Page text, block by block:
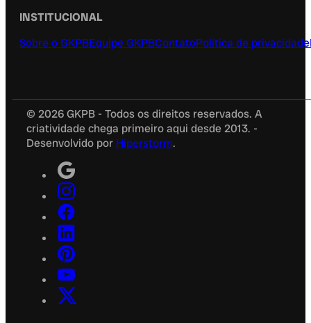
INSTITUCIONAL
Sobre o GKPBEquipe GKPBContatoPolítica de privacidade
© 2026 GKPB - Todos os direitos reservados. A
criatividade chega primeiro aqui desde 2013. -
Desenvolvido por Hiperstorm.